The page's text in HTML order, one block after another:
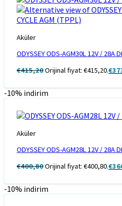
Aküler
ODYSSEY ODS-AGM30L 12V / 28A
€415,20Orijinal fiyat: €415,20.€
-10% indirim
Aküler
ODYSSEY ODS-AGM28L 12V / 28A
€400,80Orijinal fiyat: €400,80.€
-10% indirim